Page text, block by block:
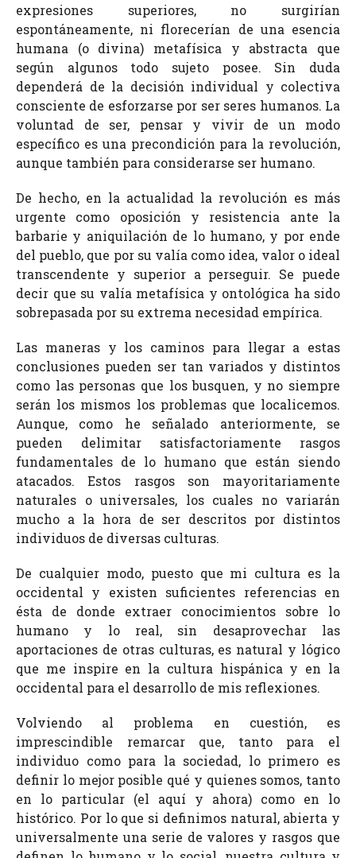
expresiones superiores, no surgirían
espontáneamente, ni florecerían de una esencia
humana (o divina) metafísica y abstracta que
según algunos todo sujeto posee. Sin duda
dependerá de la decisión individual y colectiva
consciente de esforzarse por ser seres humanos. La
voluntad de ser, pensar y vivir de un modo
específico es una precondición para la revolución,
aunque también para considerarse ser humano.
De hecho, en la actualidad la revolución es más
urgente como oposición y resistencia ante la
barbarie y aniquilación de lo humano, y por ende
del pueblo, que por su valía como idea, valor o ideal
transcendente y superior a perseguir. Se puede
decir que su valía metafísica y ontológica ha sido
sobrepasada por su extrema necesidad empírica.
Las maneras y los caminos para llegar a estas
conclusiones pueden ser tan variados y distintos
como las personas que los busquen, y no siempre
serán los mismos los problemas que localicemos.
Aunque, como he señalado anteriormente, se
pueden delimitar satisfactoriamente rasgos
fundamentales de lo humano que están siendo
atacados. Estos rasgos son mayoritariamente
naturales o universales, los cuales no variarán
mucho a la hora de ser descritos por distintos
individuos de diversas culturas.
De cualquier modo, puesto que mi cultura es la
occidental y existen suficientes referencias en
ésta de donde extraer conocimientos sobre lo
humano y lo real, sin desaprovechar las
aportaciones de otras culturas, es natural y lógico
que me inspire en la cultura hispánica y en la
occidental para el desarrollo de mis reflexiones.
Volviendo al problema en cuestión, es
imprescindible remarcar que, tanto para el
individuo como para la sociedad, lo primero es
definir lo mejor posible qué y quienes somos, tanto
en lo particular (el aquí y ahora) como en lo
histórico. Por lo que si definimos natural, abierta y
universalmente una serie de valores y rasgos que